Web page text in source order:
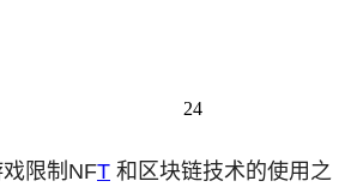
24
戏限制NFT 和区块链技术的使用之